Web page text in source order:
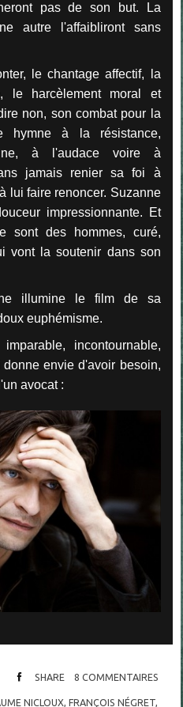
pas de son but. La
autre l'affaibliront sans
le chantage affectif, la
le harcèlement moral et
non, son combat pour la
hymne à la résistance,
à l'audace voire à
jamais renier sa foi à
lui faire renoncer. Suzanne
impressionnante. Et
sont des hommes, curé,
vont la soutenir dans son
illumine le film de sa
euphémisme.
incontournable,
envie d'avoir besoin,
avocat :
SHARE 8 COMMENTAIRES
NICLOUX, FRANÇOIS NÉGRET,